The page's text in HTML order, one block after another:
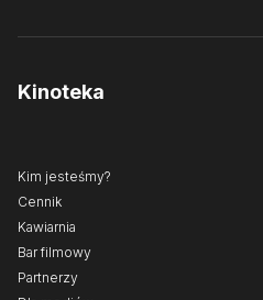
Kinoteka
Kim jesteśmy?
Cennik
Kawiarnia
Bar filmowy
Partnerzy